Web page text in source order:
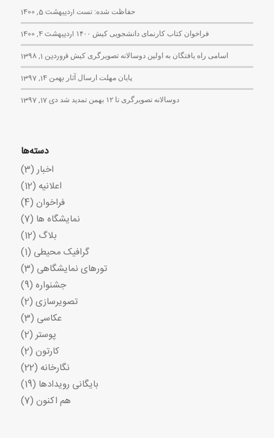
حفاظت شده: تست اردیبهشت 5, 1400
فراخوان کتاب کارنمای دانشجویی کیش ۱۴۰۰ اردیبهشت 4, 1400
اسامی راه یافتگان به اولین دوسالانه تصویرگری کیش فروردین 1, 1398
پایان مهلت ارسال آثار بهمن 14, 1397
دوسالانه تصویرگری تا ۱۲ بهمن تمدید شد دی 17, 1397
دسته‌ها
اخبار (3)
اعلانیه (12)
فراخوان (4)
نمایشگاه ها (7)
بلاگ (12)
گرافیک محیطی (1)
تورهای نمایشگاهی (3)
جشنواره (9)
تصویرسازی (2)
عکاسی (3)
پوستر (2)
کارتون (2)
نگارخانه (22)
بایگانی رویدادها (19)
هم اکنون (7)